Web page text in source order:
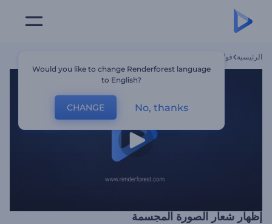
الرئيسية قوالب
إظهار شعار الصورة المجسمة
Would you like to change Renderforest language
to English?
CHANGE No, thanks